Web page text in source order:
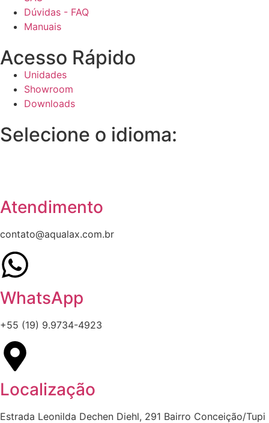
Dúvidas - FAQ
Manuais
Acesso Rápido
Unidades
Showroom
Downloads
Selecione o idioma:
Atendimento
contato@aqualax.com.br
WhatsApp
+55 (19) 9.9734-4923
Localização
Estrada Leonilda Dechen Diehl, 291 Bairro Conceição/Tupi